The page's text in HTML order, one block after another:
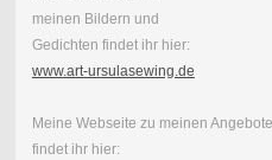
meinen Bildern und
Gedichten findet ihr hier:
www.art-ursulasewing.de
Meine Webseite zu meinen
findet ihr hier: